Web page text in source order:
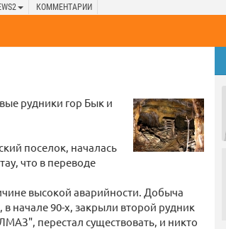
КОММЕНТАРИИ
рудники гор Бык и
поселок, началась
что в переводе
высокой аварийности. Добыча
начале 90-х, закрыли второй рудник
перестал существовать, и никто